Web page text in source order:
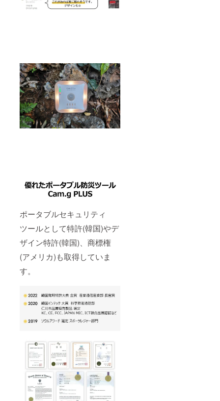
ポータブルセキュリティ
ツールとして特許(韓国)やデ
ザイン特許(韓国)、商標権
(アメリカ)も取得していま
す。